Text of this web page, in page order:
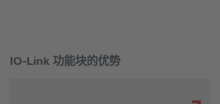
IO-Link 功能块的优势